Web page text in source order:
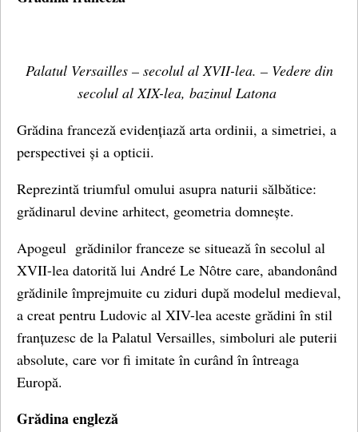
Palatul Versailles – secolul al XVII-lea. – Vedere din
secolul al XIX-lea, bazinul Latona
Grădina franceză evidențiază arta ordinii, a simetriei, a
perspectivei și a opticii.
Reprezintă triumful omului asupra naturii sălbătice:
grădinarul devine arhitect, geometria domnește.
Apogeul grădinilor franceze se situează în secolul al
XVII-lea datorită lui André Le Nôtre care, abandonând
grădinile împrejmuite cu ziduri după modelul medieval,
a creat pentru Ludovic al XIV-lea aceste grădini în stil
franțuzesc de la Palatul Versailles, simboluri ale puterii
absolute, care vor fi imitate în curând în întreaga
Europă.
Grădina engleză